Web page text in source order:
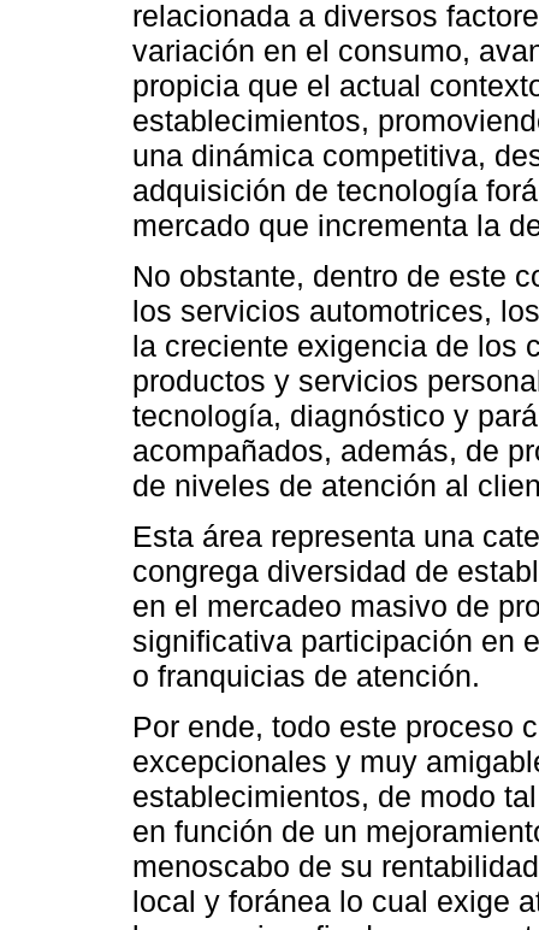
relacionada a diversos
variación en el consumo,
propicia que el actual
establecimientos,
una dinámica competitiva,
adquisición de tecnología
mercado que incrementa la
No obstante, dentro de este
los servicios automotrices,
la creciente exigencia de los
productos y servicios
tecnología, diagnóstico y
acompañados, además, de
de niveles de atención al
Esta área representa una
congrega diversidad de
en el mercadeo masivo de
significativa participación en
o franquicias de atención.
Por ende, todo este proceso
excepcionales y muy
establecimientos, de modo
en función de un
menoscabo de su
local y foránea lo cual exige